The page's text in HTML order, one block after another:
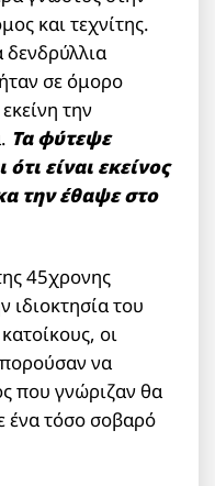
και τεχνίτης.
δενδρύλλια
σε όμορο
την
Τα φύτεψε
είναι εκείνος
την έθαψε στο
45χρονης
ιδιοκτησία του
οι
να
που γνώριζαν θα
ένα τόσο σοβαρό